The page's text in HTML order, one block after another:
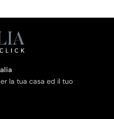
la tua casa ed il tuo